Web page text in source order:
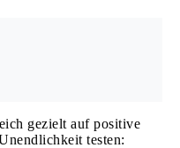
gezielt auf positive
testen: